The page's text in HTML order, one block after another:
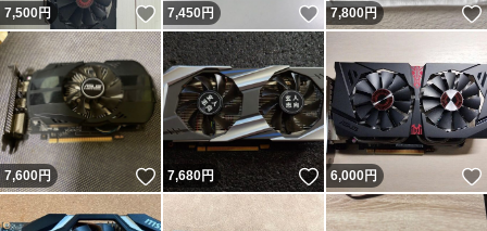
7,500円 いいね！
7,450円 いいね！
7,800円
7,600円 いいね！
7,680円 いいね！
6,000円